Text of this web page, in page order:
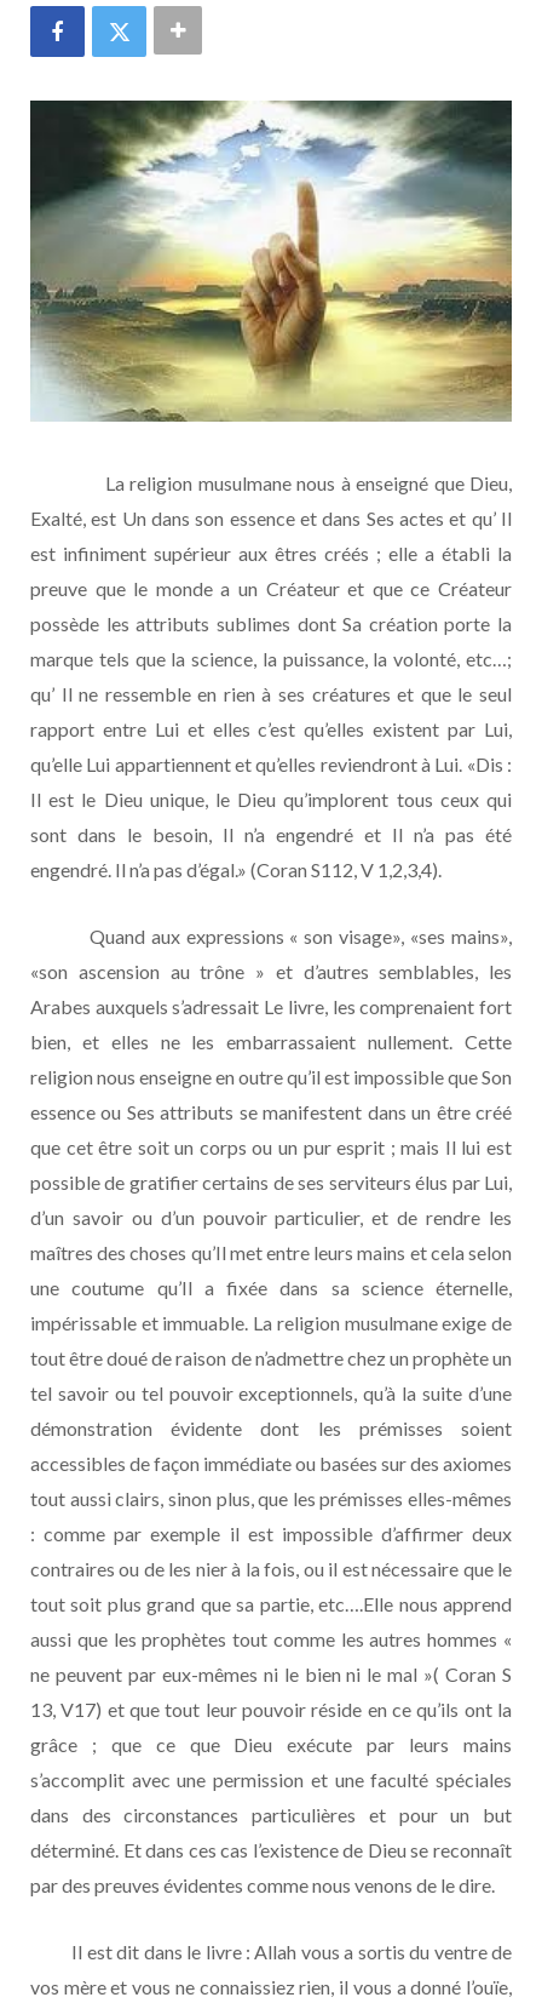
La religion musulmane nous à enseigné que Dieu,
Exalté, est Un dans son essence et dans Ses actes et qu’ Il
est infiniment supérieur aux êtres créés ; elle a établi la
preuve que le monde a un Créateur et que ce Créateur
possède les attributs sublimes dont Sa création porte la
marque tels que la science, la puissance, la volonté, etc…;
qu’ Il ne ressemble en rien à ses créatures et que le seul
rapport entre Lui et elles c’est qu’elles existent par Lui,
qu’elle Lui appartiennent et qu’elles reviendront à Lui. «Dis :
Il est le Dieu unique, le Dieu qu’implorent tous ceux qui
sont dans le besoin, Il n’a engendré et Il n’a pas été
engendré. Il n’a pas d’égal.» (Coran S112, V 1,2,3,4).
Quand aux expressions « son visage», «ses mains»,
«son ascension au trône » et d’autres semblables, les
Arabes auxquels s’adressait Le livre, les comprenaient fort
bien, et elles ne les embarrassaient nullement. Cette
religion nous enseigne en outre qu’il est impossible que Son
essence ou Ses attributs se manifestent dans un être créé
que cet être soit un corps ou un pur esprit ; mais Il lui est
possible de gratifier certains de ses serviteurs élus par Lui,
d’un savoir ou d’un pouvoir particulier, et de rendre les
maîtres des choses qu’Il met entre leurs mains et cela selon
une coutume qu’Il a fixée dans sa science éternelle,
impérissable et immuable. La religion musulmane exige de
tout être doué de raison de n’admettre chez un prophète un
tel savoir ou tel pouvoir exceptionnels, qu’à la suite d’une
démonstration évidente dont les prémisses soient
accessibles de façon immédiate ou basées sur des axiomes
tout aussi clairs, sinon plus, que les prémisses elles-mêmes
: comme par exemple il est impossible d’affirmer deux
contraires ou de les nier à la fois, ou il est nécessaire que le
tout soit plus grand que sa partie, etc….Elle nous apprend
aussi que les prophètes tout comme les autres hommes «
ne peuvent par eux-mêmes ni le bien ni le mal »( Coran S
13, V17) et que tout leur pouvoir réside en ce qu’ils ont la
grâce ; que ce que Dieu exécute par leurs mains
s’accomplit avec une permission et une faculté spéciales
dans des circonstances particulières et pour un but
déterminé. Et dans ces cas l’existence de Dieu se reconnaît
par des preuves évidentes comme nous venons de le dire.
Il est dit dans le livre : Allah vous a sortis du ventre de
vos mère et vous ne connaissiez rien, il vous a donné l’ouïe,